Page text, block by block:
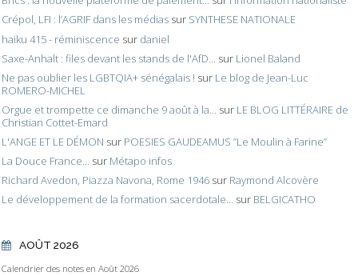
Crépol, LFI : l’AGRIF dans les médias sur SYNTHESE NATIONALE
haiku 415 - réminiscence sur daniel
Saxe-Anhalt : files devant les stands de l'AfD... sur Lionel Baland
Ne pas oublier les LGBTQIA+ sénégalais ! sur Le blog de Jean-Luc
ROMERO-MICHEL
Orgue et trompette ce dimanche 9 août à la... sur LE BLOG LITTÉRAIRE de
Christian Cottet-Emard
L'ANGE ET LE DÉMON sur POESIES GAUDEAMUS ”Le Moulin à Farine”
La Douce France... sur Métapo infos
Richard Avedon, Piazza Navona, Rome 1946 sur Raymond Alcovère
Le développement de la formation sacerdotale... sur BELGICATHO
AOÛT 2026
Calendrier des notes en Août 2026